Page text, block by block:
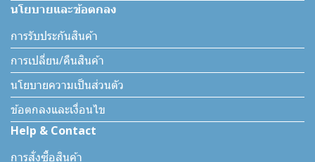
นโยบายและข้อตกลง
การรับประกันสินค้า
การเปลี่ยน/คืนสินค้า
นโยบายความเป็นส่วนตัว
ข้อตกลงและเงื่อนไข
Help & Contact
การสั่งซื้อสินค้า